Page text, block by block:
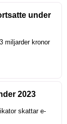
under
miljarder kronor
2023
skattar e-